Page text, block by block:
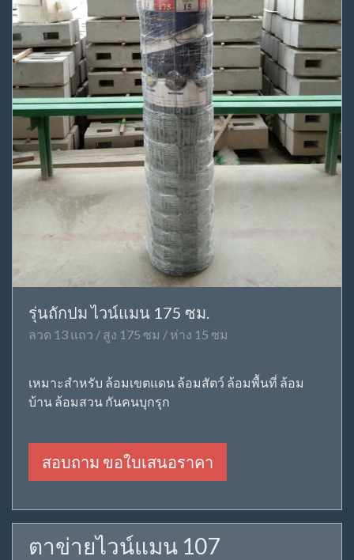
รุ่นถักปม ไวน์แมน 175 ซม.
ลวด 13 แถว / สูง 175 ซม / ห่าง 15 ซม
เหมาะสำหรับ ล้อมเขตแดน ล้อมสัตว์ ล้อมพื้นที่ ล้อม
บ้าน ล้อมสวน กันคนบุกรุก
สอบถาม ขอใบเสนอราคา
ตาข่ายไวน์แมน 107